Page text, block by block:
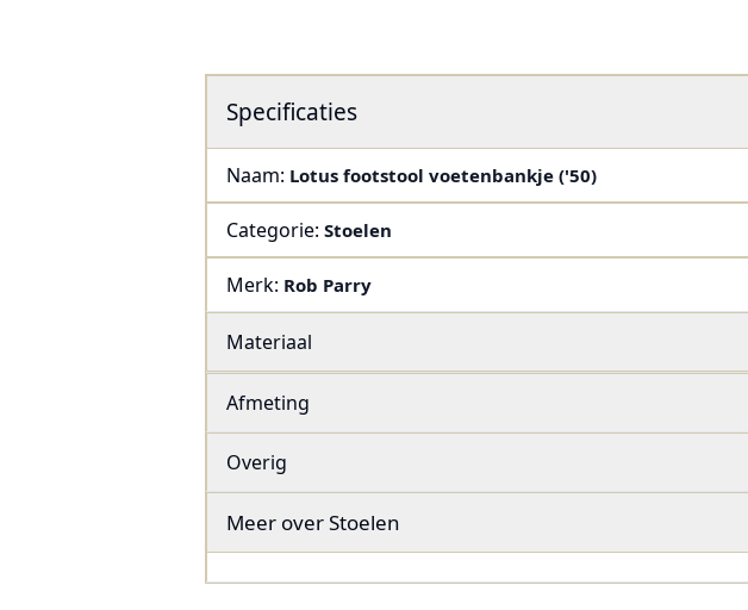
Specificaties
Naam: Lotus footstool voetenbankje ('50)
Categorie: Stoelen
Merk: Rob Parry
Materiaal
Afmeting
Overig
Meer overStoelen